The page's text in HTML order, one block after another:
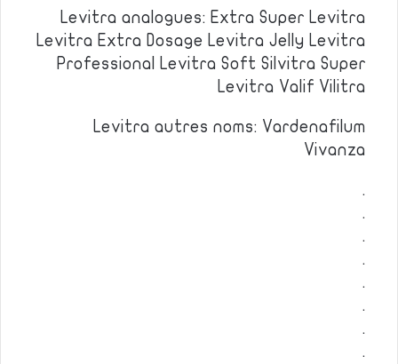
Levitra analogues: Extra Super Levitra
Levitra Extra Dosage Levitra Jelly Levitra
Professional Levitra Soft Silvitra Super
Levitra Valif Vilitra
Levitra autres noms: Vardenafilum
Vivanza
.
.
.
.
.
.
.
.